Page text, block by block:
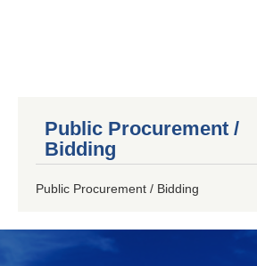
Public Procurement /
Bidding
Public Procurement / Bidding